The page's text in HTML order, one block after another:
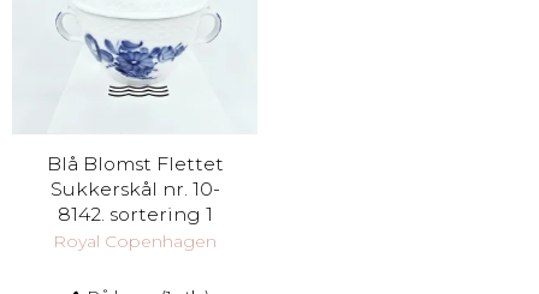
Blå Blomst Flettet
Sukkerskål nr. 10-
8142. sortering 1
Royal Copenhagen